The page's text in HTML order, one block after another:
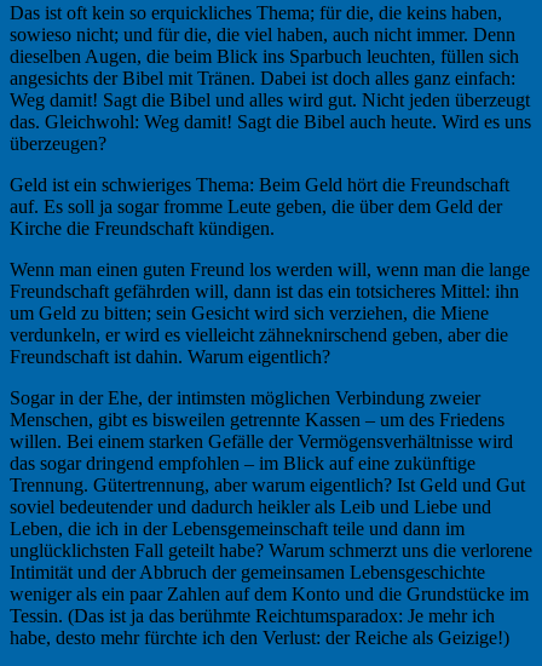
Das ist oft kein so erquickliches Thema; für die, die keins haben,
sowieso nicht; und für die, die viel haben, auch nicht immer. Denn
dieselben Augen, die beim Blick ins Sparbuch leuchten, füllen sich
angesichts der Bibel mit Tränen. Dabei ist doch alles ganz einfach:
Weg damit! Sagt die Bibel und alles wird gut. Nicht jeden überzeugt
das. Gleichwohl: Weg damit! Sagt die Bibel auch heute. Wird es uns
überzeugen?
Geld ist ein schwieriges Thema: Beim Geld hört die Freundschaft
auf. Es soll ja sogar fromme Leute geben, die über dem Geld der
Kirche die Freundschaft kündigen.
Wenn man einen guten Freund los werden will, wenn man die lange
Freundschaft gefährden will, dann ist das ein totsicheres Mittel: ihn
um Geld zu bitten; sein Gesicht wird sich verziehen, die Miene
verdunkeln, er wird es vielleicht zähneknirschend geben, aber die
Freundschaft ist dahin. Warum eigentlich?
Sogar in der Ehe, der intimsten möglichen Verbindung zweier
Menschen, gibt es bisweilen getrennte Kassen – um des Friedens
willen. Bei einem starken Gefälle der Vermögensverhältnisse wird
das sogar dringend empfohlen – im Blick auf eine zukünftige
Trennung. Gütertrennung, aber warum eigentlich? Ist Geld und Gut
soviel bedeutender und dadurch heikler als Leib und Liebe und
Leben, die ich in der Lebensgemeinschaft teile und dann im
unglücklichsten Fall geteilt habe? Warum schmerzt uns die verlorene
Intimität und der Abbruch der gemeinsamen Lebensgeschichte
weniger als ein paar Zahlen auf dem Konto und die Grundstücke im
Tessin. (Das ist ja das berühmte Reichtumsparadox: Je mehr ich
habe, desto mehr fürchte ich den Verlust: der Reiche als Geizige!)